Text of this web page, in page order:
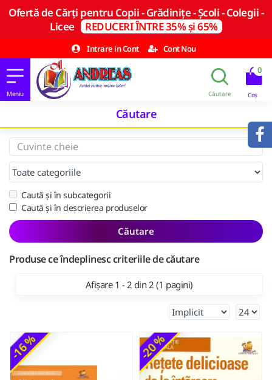
Ofertă de Cărți pentru Copii - Grădinițe - Școli - Colegii -
Licee REDUCERI ÎNTRE 35% și 65%
Intrare in Cont
Cont Nou
0
Căutare
Caută și în subcategorii
Caută și în descrierea produselor
Căutare
Produse ce îndeplinesc criteriile de căutare
Afișare 1 - 2 din 2 (1 pagini)
-16 % -20 %